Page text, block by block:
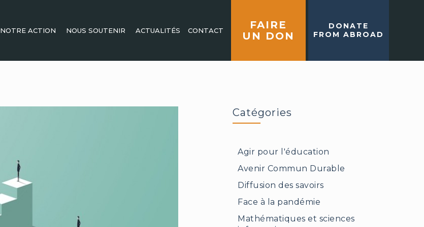
NOTRE ACTION NOUS SOUTENIR ACTUALITÉS CONTACT
FAIRE
UN DON
DONATE
FROM ABROAD
Catégories
Agir pour l'éducation
Avenir Commun Durable
Diffusion des savoirs
Face à la pandémie
Mathématiques et sciences